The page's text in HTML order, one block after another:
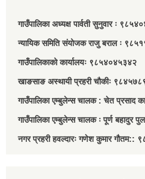
गाउँपालिका अध्यक्ष पार्वती सुनुवार ः
न्यायिक समिति संयोजक राजु बराल ः
गाउँपालिकाको कार्यालयः ९८५४०४५३४२
खाङसाङ अस्थायी प्रहरी चौकीः
गाउँपालिका एम्बुलेन्स चालक : चेत प्रसाद
गाउँपालिका एम्बुलेन्स चालक ः पूर्ण बहादुर
नगर प्रहरी हवल्दारः गणेश कुमार गौतम::